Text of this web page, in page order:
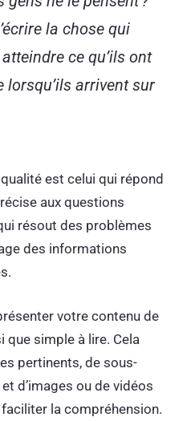
la chose qui
ce qu’ils ont
lorsqu’ils arrivent sur
est celui qui répond
aux questions
résout des problèmes
des informations
votre contenu de
que simple à lire. Cela
pertinents, de sous-
d’images ou de vidéos
la compréhension.